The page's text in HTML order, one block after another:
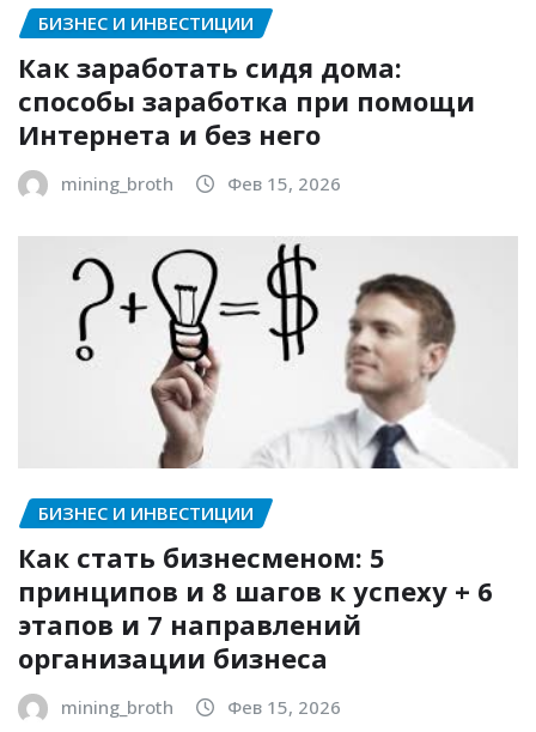
БИЗНЕС И ИНВЕСТИЦИИ
Как заработать сидя дома:
способы заработка при помощи
Интернета и без него
mining_broth Фев 15, 2026
БИЗНЕС И ИНВЕСТИЦИИ
Как стать бизнесменом: 5
принципов и 8 шагов к успеху + 6
этапов и 7 направлений
организации бизнеса
mining_broth Фев 15, 2026